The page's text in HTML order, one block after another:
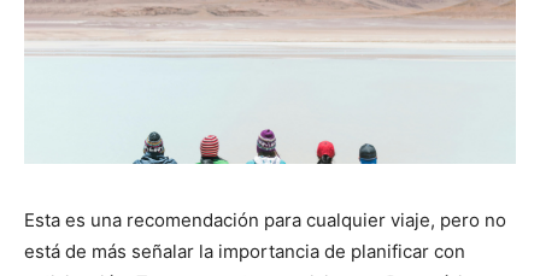
Esta es una recomendación para cualquier viaje, pero no
está de más señalar la importancia de planificar con